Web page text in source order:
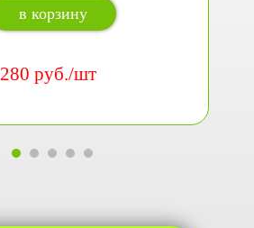
в корзину
280 руб./шт